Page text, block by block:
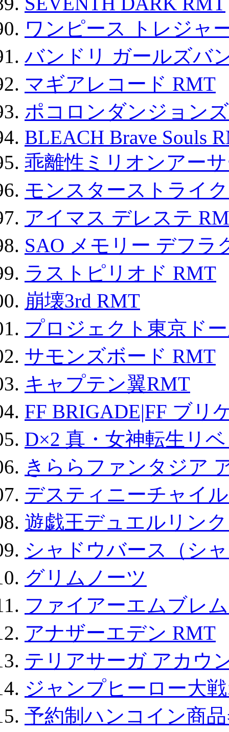
ワンピース トレジャ
バンドリ ガールズバ
マギアレコード RMT
ポコロンダンジョン
BLEACH Brave Souls
乖離性ミリオンアー
モンスターストライ
アイマス デレステ
SAO メモリー デフラ
ラストピリオド RMT
崩壊3rd RMT
プロジェクト東京ド
サモンズボード RMT
キャプテン翼RMT
FF BRIGADE|FF ブリ
D×2 真・女神転生リ
きららファンタジア
デスティニーチャイ
遊戯王デュエルリン
シャドウバース（シ
グリムノーツ
ファイアーエムブレ
アナザーエデン RMT
テリアサーガ アカウ
ジャンプヒーロー大
予約制ハンコイン商